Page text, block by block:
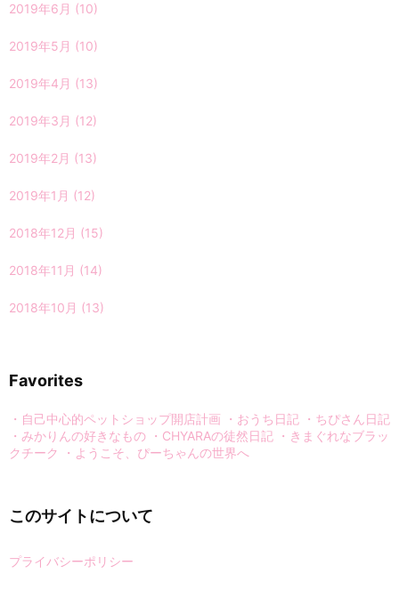
2019年6月 (10)
2019年5月 (10)
2019年4月 (13)
2019年3月 (12)
2019年2月 (13)
2019年1月 (12)
2018年12月 (15)
2018年11月 (14)
2018年10月 (13)
Favorites
・自己中心的ペットショップ開店計画 ・おうち日記 ・ちぴさん日記
・みかりんの好きなもの ・CHYARAの徒然日記 ・きまぐれなブラッ
クチーク
・ようこそ、ぴーちゃんの世界へ
このサイトについて
プライバシーポリシー